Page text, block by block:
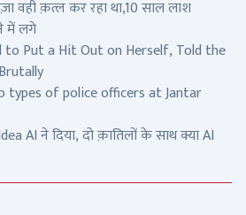
वही क़त्ल कर रहा था,10 साल लाश
में लगे
to Put a Hit Out on Herself, Told the
of police officers at Jantar
AI ने दिया, दो क़ातिलों के साथ क्या AI